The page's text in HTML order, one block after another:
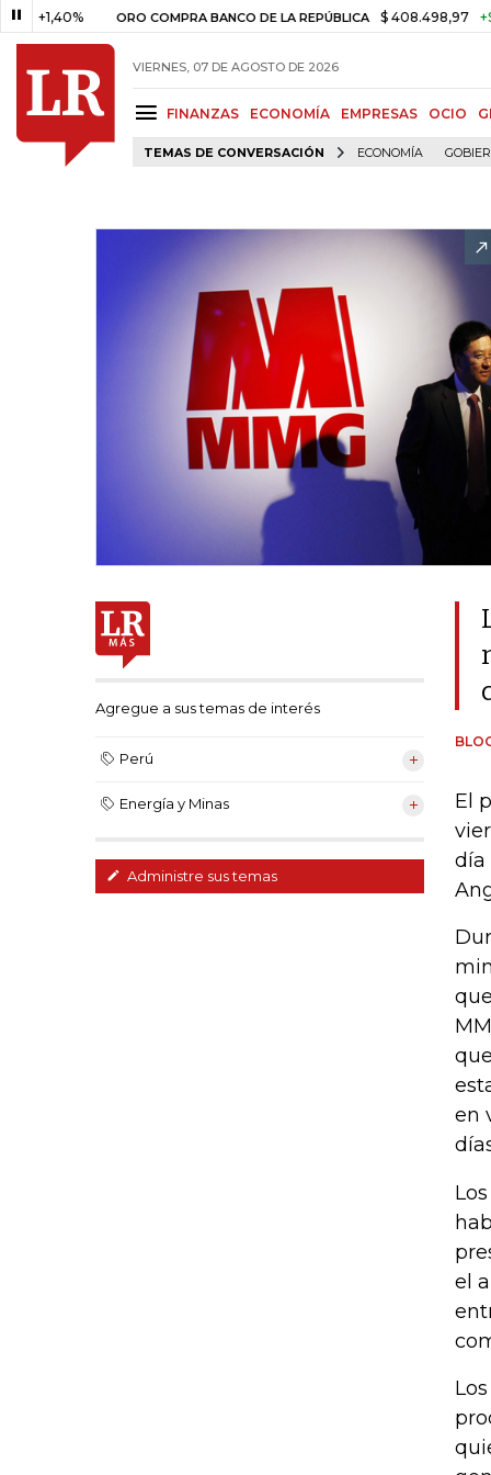
ORO COMPRA BANCO DE LA REPÚBLICA $ 408.498,97 +$
VIERNES, 07 DE AGOSTO DE 2026
FINANZAS ECONOMÍA EMPRESAS OCIO
TEMAS DE CONVERSACIÓN ECONOMÍA
Agregue a sus temas de interés
Perú
Energía y Minas
Administre sus temas
El
día
en
el